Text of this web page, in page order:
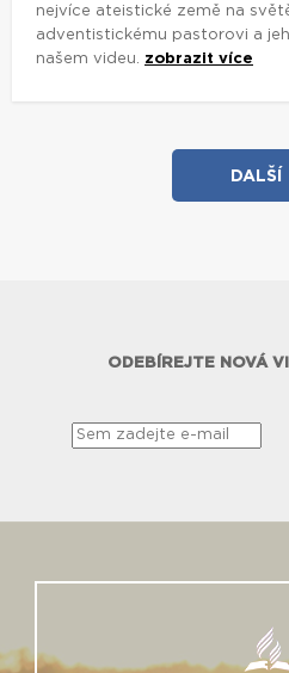
nejvíce ateistické země na
adventistickému pastorovi a
našem videu. zobrazit více
DALŠÍ
ODEBÍREJTE NOVÁ